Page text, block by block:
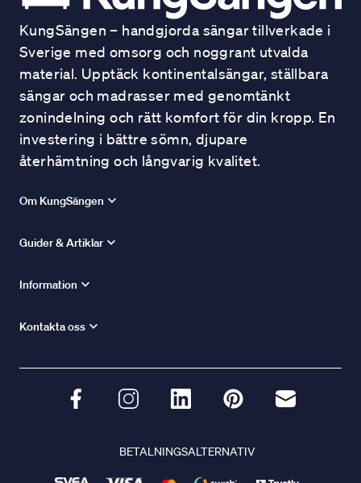
KungSängen – handgjorda sängar tillverkade i
Sverige med omsorg och noggrant utvalda
material. Upptäck kontinentalsängar, ställbara
sängar och madrasser med genomtänkt
zonindelning och rätt komfort för din kropp. En
investering i bättre sömn, djupare
återhämtning och långvarig kvalitet.
Om KungSängen
Guider & Artiklar
Information
Kontakta oss
BETALNINGSALTERNATIV